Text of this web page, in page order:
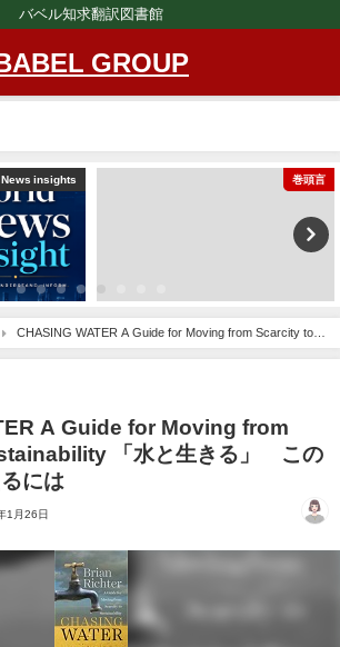
バベル知求翻訳図書館
GROUP
News insights 巻頭言
CHASING WATER A Guide for Moving from Scarcity to
この危機を乗り越えるには
A Guide for Moving from
「水と生きる」 この
には
1月26日